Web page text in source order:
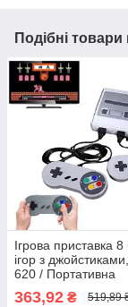
Подібні товари
Ігрова приставка 8
ігор з
620 / Портативна
приставка з
363,92 ₴ 519,89